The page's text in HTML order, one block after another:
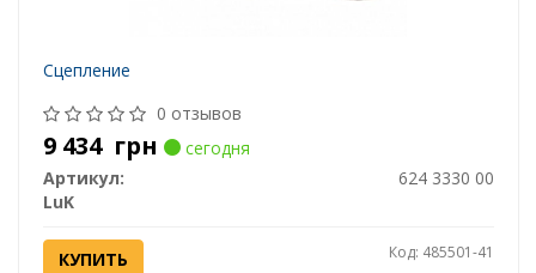
Сцепление
0 отзывов
9 434 грн
сегодня
Артикул:
624 3330 00
LuK
КУПИТЬ Код: 485501-41